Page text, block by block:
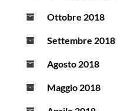
Ottobre 2018
Settembre 2018
Agosto 2018
Maggio 2018